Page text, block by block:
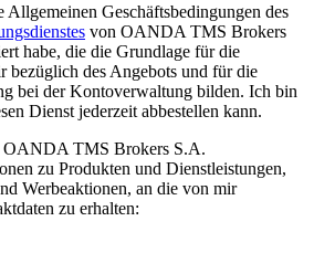
Allgemeinen Geschäftsbedingungen des
von OANDA TMS Brokers
habe, die die Grundlage für die
bezüglich des Angebots und für die
bei der Kontoverwaltung bilden. Ich bin
Dienst jederzeit abbestellen kann.
TMS Brokers S.A.
zu Produkten und Dienstleistungen,
Werbeaktionen, an die von mir
zu erhalten: